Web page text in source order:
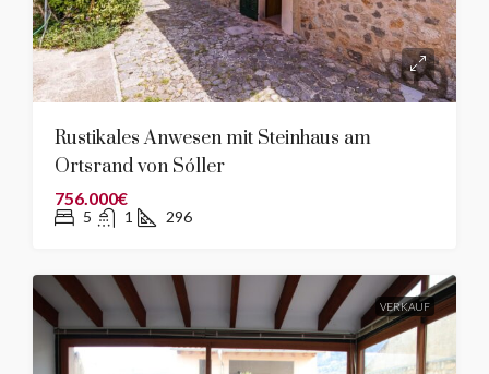
Rustikales Anwesen mit Steinhaus am
Ortsrand von Sóller
756.000€
5 1 296
VERKAUF